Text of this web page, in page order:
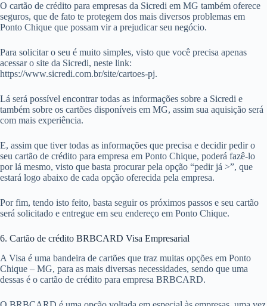
O cartão de crédito para empresas da Sicredi em MG também oferece
seguros, que de fato te protegem dos mais diversos problemas em
Ponto Chique que possam vir a prejudicar seu negócio.
Para solicitar o seu é muito simples, visto que você precisa apenas
acessar o site da Sicredi, neste link:
https://www.sicredi.com.br/site/cartoes-pj.
Lá será possível encontrar todas as informações sobre a Sicredi e
também sobre os cartões disponíveis em MG, assim sua aquisição será
com mais experiência.
E, assim que tiver todas as informações que precisa e decidir pedir o
seu cartão de crédito para empresa em Ponto Chique, poderá fazê-lo
por lá mesmo, visto que basta procurar pela opção “pedir já >”, que
estará logo abaixo de cada opção oferecida pela empresa.
Por fim, tendo isto feito, basta seguir os próximos passos e seu cartão
será solicitado e entregue em seu endereço em Ponto Chique.
6. Cartão de crédito BRBCARD Visa Empresarial
A Visa é uma bandeira de cartões que traz muitas opções em Ponto
Chique – MG, para as mais diversas necessidades, sendo que uma
dessas é o cartão de crédito para empresa BRBCARD.